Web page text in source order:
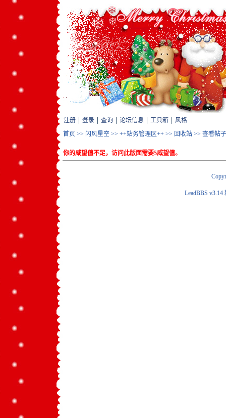
注册 登录 查询 论坛信息 工具箱
风格
首页 >> 闪风星空 >> ++站务管理区++ >> 回收站 >> 查看帖子
你的威望值不足，访问此版面需要5威望值。
LeadBBS v3.14